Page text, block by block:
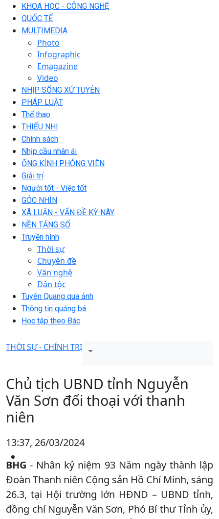
KHOA HỌC - CÔNG NGHỆ
QUỐC TẾ
MULTIMEDIA
Photo
Infographic
Emagazine
Video
NHỊP SỐNG XỨ TUYÊN
PHÁP LUẬT
Thể thao
THIẾU NHI
Chính sách
Nhịp cầu nhân ái
ỐNG KÍNH PHÓNG VIÊN
Giải trí
Người tốt - Việc tốt
GÓC NHÌN
XÃ LUẬN - VẤN ĐỀ KỲ NÀY
NỀN TẢNG SỐ
Truyền hình
Thời sự
Chuyên đề
Văn nghệ
Dân tộc
Tuyên Quang qua ảnh
Thông tin quảng bá
Học tập theo Bác
THỜI SỰ - CHÍNH TRỊ
Chủ tịch UBND tỉnh Nguyễn
Văn Sơn đối thoại với thanh
niên
13:37, 26/03/2024
BHG - Nhân kỷ niệm 93 Năm ngày thành lập
Đoàn Thanh niên Cộng sản Hồ Chí Minh, sáng
26.3, tại Hội trường lớn HĐND – UBND tỉnh,
đồng chí Nguyễn Văn Sơn, Phó Bí thư Tỉnh ủy,